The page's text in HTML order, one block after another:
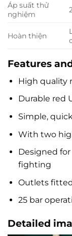
Áp suất thử
nghiệm
Hoàn thiện
Features
High quality
Durable red
Simple,
With two
Designed
fighting
Outlets
25 bar
Detailed